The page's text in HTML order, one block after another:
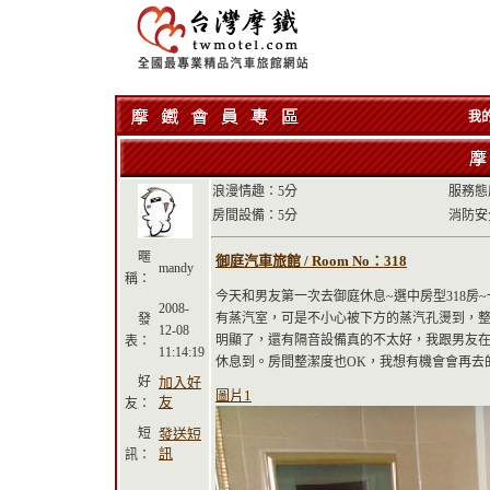
我
暱
稱：
mandy
發
表：
2008-
12-08
11:14:19
好
友：
加入好
友
短
訊：
發送短
訊
浪漫情趣：5分
服務
房間設備：5分
消防
御庭汽車旅館 / Room No：318
今天和男友第一次去御庭休息~選中房型318房
有蒸汽室，可是不小心被下方的蒸汽孔燙到，
明顯了，還有隔音設備真的不太好，我跟男友
休息到。房間整潔度也OK，我想有機會會再去
圖片1